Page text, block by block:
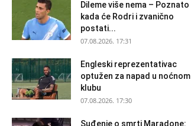
Dileme više nema – Poznato
kada će Rodri i zvanično
postati...
07.08.2026. 17:31
Engleski reprezentativac
optužen za napad u noćnom
klubu
07.08.2026. 17:30
Suđenje o smrti Maradone: